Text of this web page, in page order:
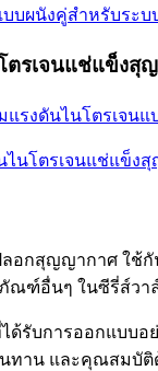
บผนังคู่สำหรับระ
ตรเจนแช่แข็งสุ
อกสุญญากาศ ใช้กั
ณฑ์อื่นๆ ในซีรี่ส์วา
ด้รับการออกแบบอ
ทาน และคุณสมบัติ